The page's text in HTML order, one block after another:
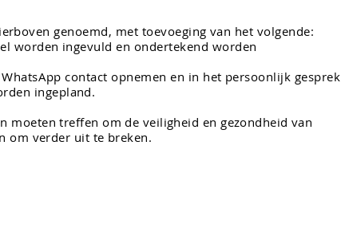
genoemd, met toevoeging van het volgende:
worden ingevuld en ondertekend worden
contact opnemen en in het persoonlijk gesprek
ingepland.
moeten treffen om de veiligheid en gezondheid van
om verder uit te breken.